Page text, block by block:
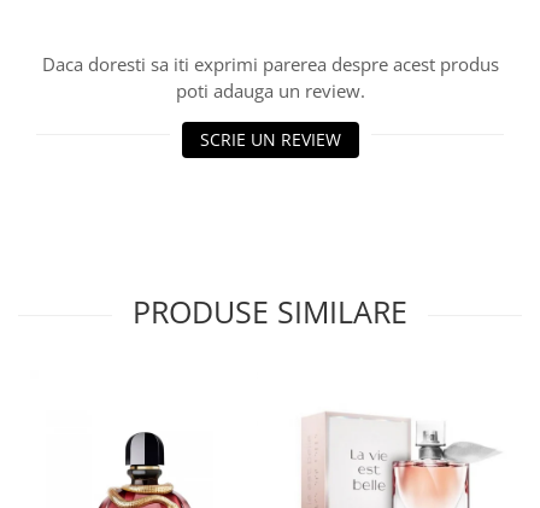
Daca doresti sa iti exprimi parerea despre acest produs
poti adauga un review.
SCRIE UN REVIEW
PRODUSE SIMILARE